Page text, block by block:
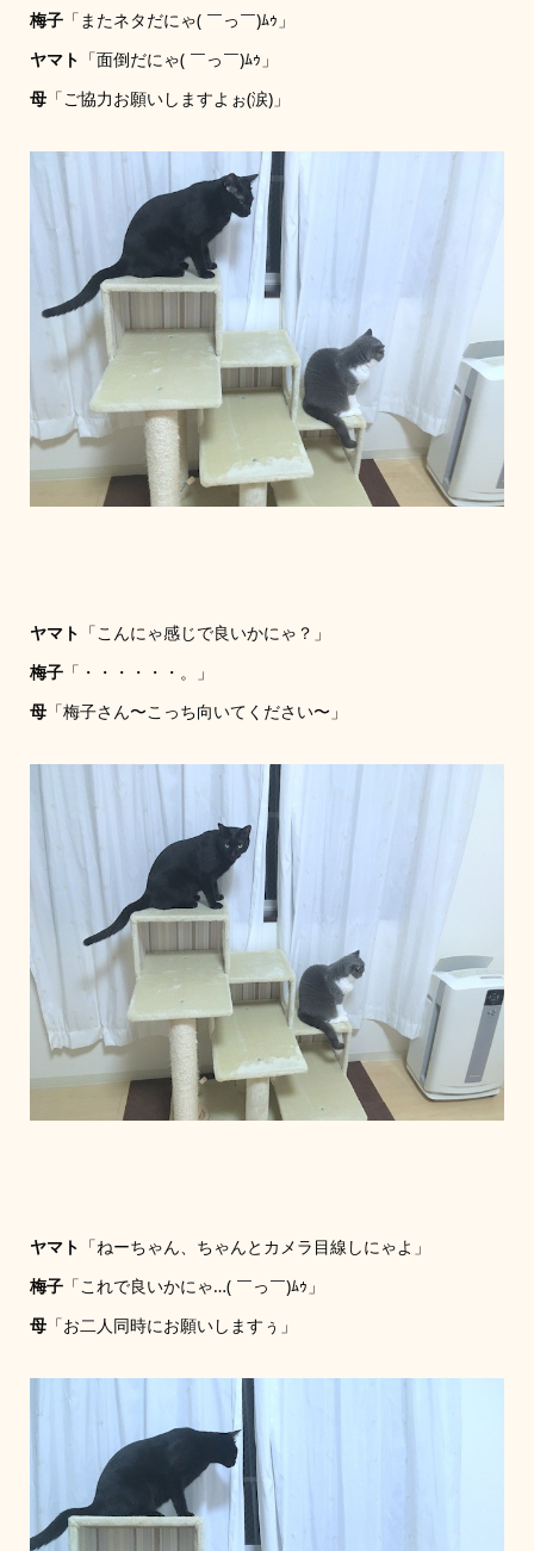
梅子「またネタだにゃ( ￣っ￣)ﾑｩ」
ヤマト 「面倒だにゃ( ￣っ￣)ﾑｩ」
母「ご協力お願いしますよぉ(涙)」
ヤマト 「こんにゃ感じで良いかにゃ？」
梅子「・・・・・・。」
母「梅子さん〜こっち向いてください〜」
ヤマト 「ねーちゃん、ちゃんとカメラ目線しにゃよ」
梅子「これで良いかにゃ…( ￣っ￣)ﾑｩ」
母「お二人同時にお願いしますぅ」